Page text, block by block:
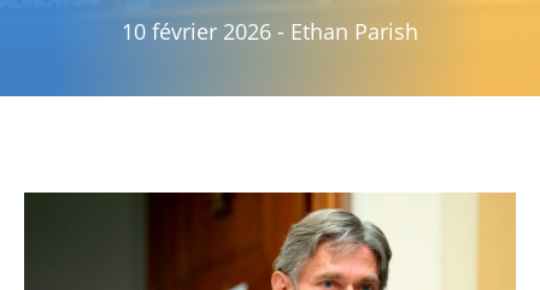
10 février 2026 - Ethan Parish